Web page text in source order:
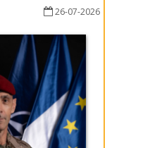
26-07-2026